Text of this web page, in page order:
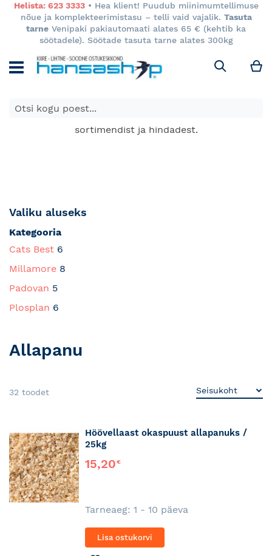
Helista: 623 3333• Hea klient! Puudub miinimumtellimuse
nõue ja komplekteerimistasu – telli vaid vajalik. Tasuta
tarne Venipaki pakiautomaati alates 65 € (kehtib ka
söötadele). Söötade tasuta tarne alates 300kg
Otsi
E-poes kuvatavad toodete hinnad kehtivad ainult e-
poes ja võivad erineda Keila ja Tartu poodide
sortimendist ja hindadest.
Valiku aluseks
Kategooria
Cats Best 6
Millamore 8
Padovan 5
Plosplan 6
Allapanu
32 toodet
Höövellaast okaspuust allapanuks /
25kg
15,20€
Tarneaeg: 1 - 10 päeva
Lisa ostukorvi